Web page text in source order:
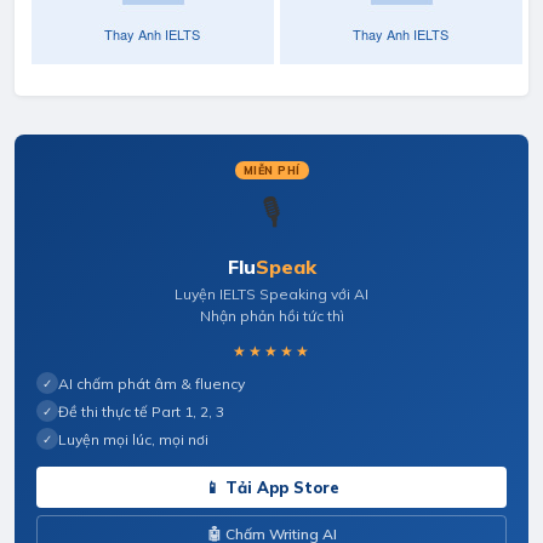
MIỄN PHÍ
🎙️
FluSpeak
Luyện IELTS Speaking với AI
Nhận phản hồi tức thì
★★★★★
✓ AI chấm phát âm & fluency
✓ Đề thi thực tế Part 1, 2, 3
✓ Luyện mọi lúc, mọi nơi
📱 Tải App Store
🤖 Chấm Writing AI